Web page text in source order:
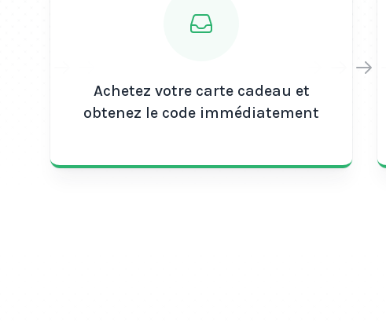
Achetez votre carte cadeau et
obtenez le code immédiatement